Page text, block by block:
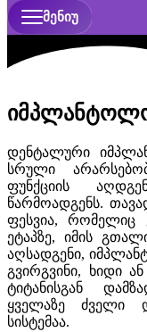
ᲛᲔᲜᲘᲣ
დენტალური
სრული
ფუნქციის
წარმოადგენს.
ფესვია, რომელიც
ეტაპზე, იმის
აღსადგენი,
გვირგვინი, ხიდი
ტიტანისგან
ყველაზე ძველი
სისტემაა.